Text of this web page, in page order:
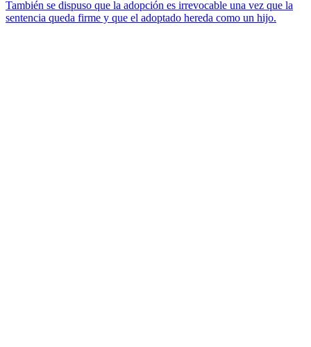
También se dispuso que la adopción es irrevocable una vez que la
sentencia queda firme y que el adoptado hereda como un hijo.